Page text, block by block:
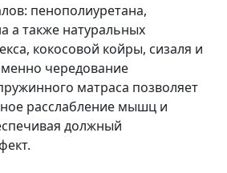
пенополиуретана,
а также натуральных
кокосовой койры, сизаля и
чередование
матраса позволяет
расслабление мышц и
должный